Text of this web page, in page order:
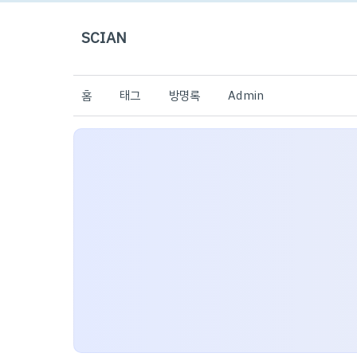
SCIAN
홈 태그 방명록 Admin